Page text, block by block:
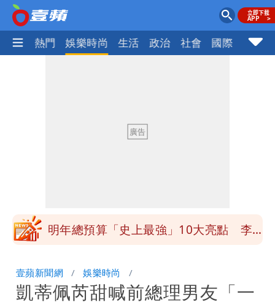
焦點 熱門 娛樂時尚 生活 政治 社會 國際 財經
策高層牽涉其中」才不提告
「我是台灣人」胸章竟是中國製
明年總預算「史上最強」10大亮點 李
家-1」 9歲兒捲入海裡消失了
買BNT遭詐10億元 王尚智疑「慈濟決
壹蘋新聞網 娛樂時尚
凱蒂佩芮甜喊前總理男友「一